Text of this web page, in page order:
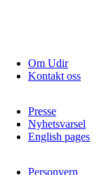
Om Udir
Kontakt oss
Presse
Nyhetsvarsel
English pages
Personvern